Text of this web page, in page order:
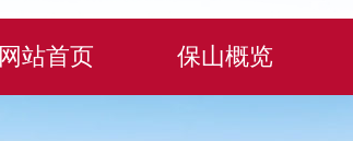
网站首页 保山概览